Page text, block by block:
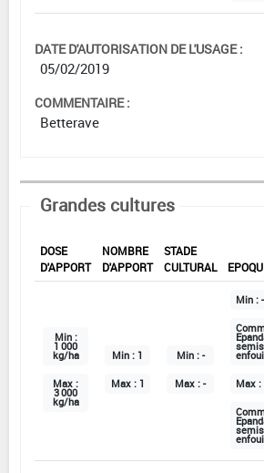
DATE D'AUTORISATION DE L'USAGE :
05/02/2019
COMMENTAIRE :
Betterave
Grandes cultures
DOSE
D'APPORT
NOMBRE
D'APPORT
STADE
CULTURAL
Min :
1 000
kg/ha
Max :
3 000
kg/ha
Min : 1
Max : 1
Min : -
Max : -
Min : -
Max :